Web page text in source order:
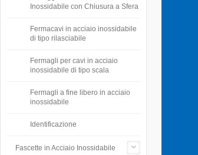
Inossidabile con Chiusura a Sfera
Fermacavi in acciaio inossidabile
di tipo rilasciabile
Fermagli per cavi in acciaio
inossidabile di tipo scala
Fermagli a fine libero in acciaio
inossidabile
Identificazione
Fascette in Acciaio Inossidabile